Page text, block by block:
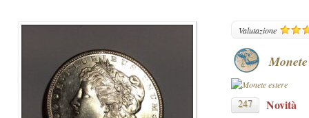
Valutazione
247 Novità